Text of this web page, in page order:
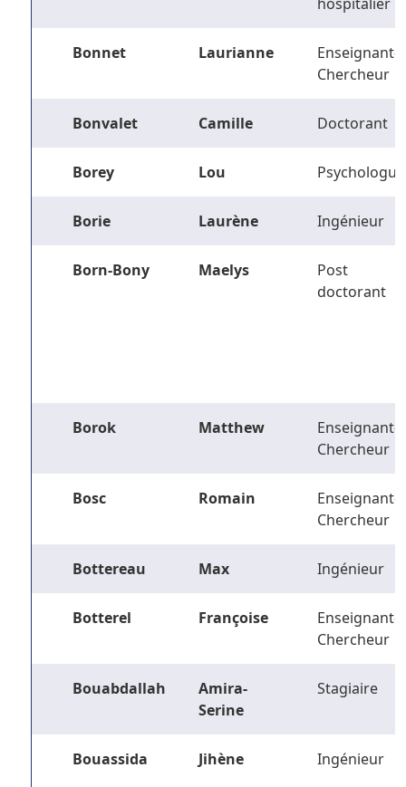
hospitalier
Bonnet Laurianne
Enseignant-
Chercheur
Bonvalet Camille Doctorant
Borey Lou Psychologue
Borie Laurène Ingénieur
Born-Bony Maelys
Post
doctorant
Borok Matthew
Enseignant-
Chercheur
Bosc Romain
Enseignant-
Chercheur
Bottereau Max Ingénieur
Botterel Françoise
Enseignant-
Chercheur
Bouabdallah
Amira-
Serine
Stagiaire
Bouassida Jihène Ingénieur